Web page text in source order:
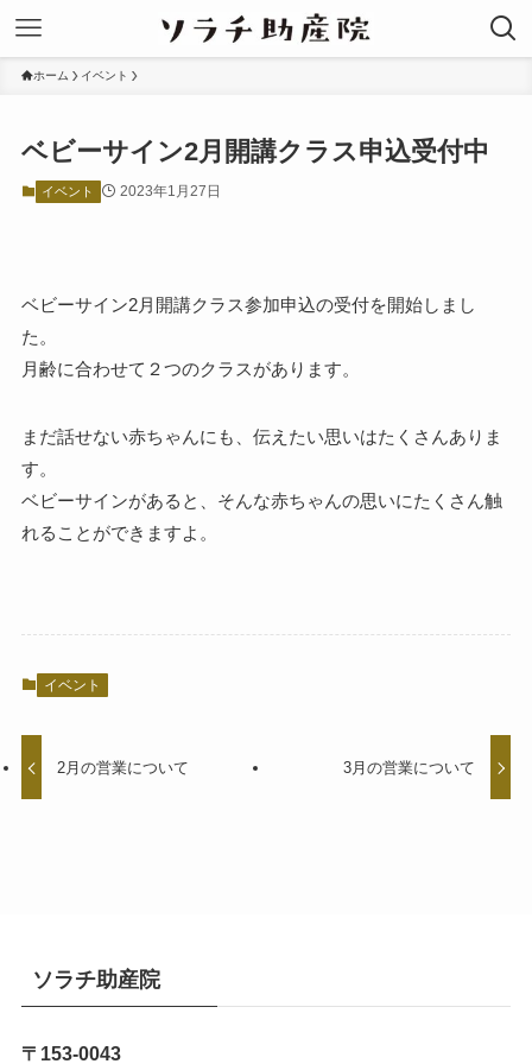
ホーム イベント
ベビーサイン2月開講クラス申込受付中
イベント 2023年1月27日
ベビーサイン2月開講クラス参加申込の受付を開始しまし
た。
月齢に合わせて２つのクラスがあります。
まだ話せない赤ちゃんにも、伝えたい思いはたくさんありま
す。
ベビーサインがあると、そんな赤ちゃんの思いにたくさん触
れることができますよ。
イベント
2月の営業について 3月の営業について
ソラチ助産院
〒153-0043